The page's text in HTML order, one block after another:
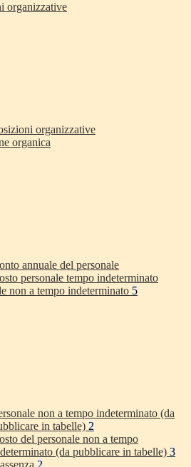
organizzative
organizzative
organica
annuale del personale
personale tempo indeterminato
non a tempo indeterminato 5
non a tempo indeterminato (da
in tabelle) 2
del personale non a tempo
(da pubblicare in tabelle) 3